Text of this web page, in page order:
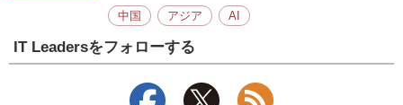
中国 アジア AI
IT Leadersをフォローする